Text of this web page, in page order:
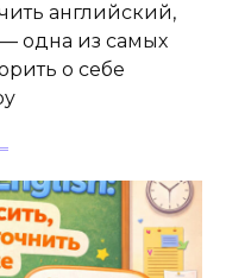
английский,
одна из самых
о себе